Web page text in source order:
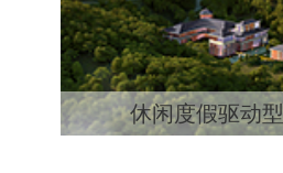
休闲度假驱动型